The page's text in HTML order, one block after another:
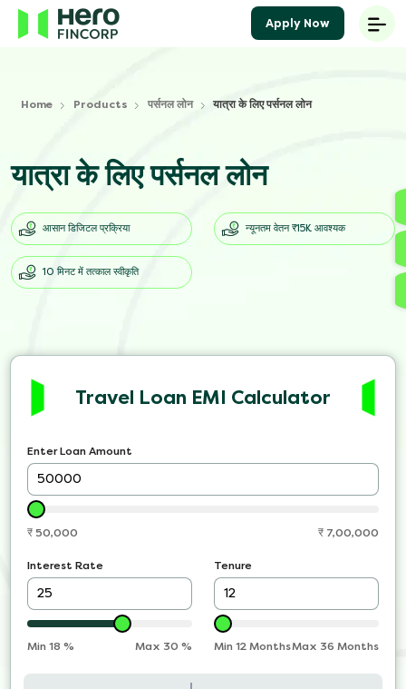
Home Products पर्सनल लोन यात्रा के लिए पर्सनल लोन
यात्रा के लिए पर्सनल लोन
आसान डिजिटल प्रक्रिया न्यूनतम वेतन ₹15K आवश्यक
10 मिनट में तत्काल स्वीकृति
Travel Loan EMI Calculator
Enter Loan Amount
₹ 50,000 ₹ 7,00,000
Interest Rate
Min 18 % Max 30 %
Tenure
Min 12 MonthsMax 36 Months
Apply Now